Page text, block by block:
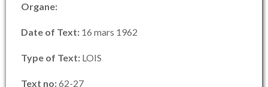
Organe:
Date of Text: 16 mars 1962
Type of Text: LOIS
Text no:62-27